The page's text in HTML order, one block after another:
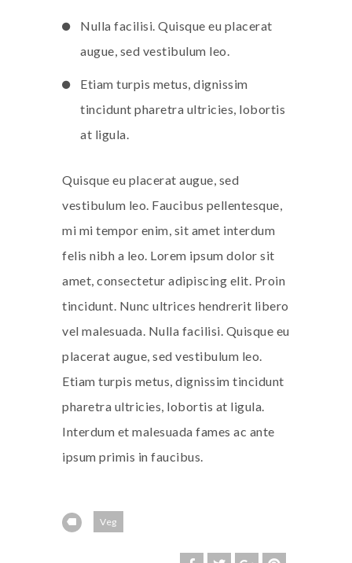
Nulla facilisi. Quisque eu placerat
augue, sed vestibulum leo.
Etiam turpis metus, dignissim
tincidunt pharetra ultricies, lobortis
at ligula.
Quisque eu placerat augue, sed
vestibulum leo. Faucibus pellentesque,
mi mi tempor enim, sit amet interdum
felis nibh a leo. Lorem ipsum dolor sit
amet, consectetur adipiscing elit. Proin
tincidunt. Nunc ultrices hendrerit libero
vel malesuada. Nulla facilisi. Quisque eu
placerat augue, sed vestibulum leo.
Etiam turpis metus, dignissim tincidunt
pharetra ultricies, lobortis at ligula.
Interdum et malesuada fames ac ante
ipsum primis in faucibus.
Veg